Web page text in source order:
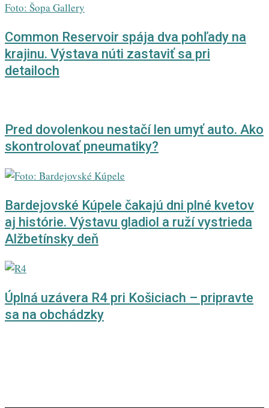
Common Reservoir spája dva pohľady na
krajinu. Výstava núti zastaviť sa pri
detailoch
Pred dovolenkou nestačí len umyť auto. Ako
skontrolovať pneumatiky?
Bardejovské Kúpele čakajú dni plné kvetov
aj histórie. Výstavu gladiol a ruží vystrieda
Alžbetínsky deň
Úplná uzávera R4 pri Košiciach – pripravte
sa na obchádzky